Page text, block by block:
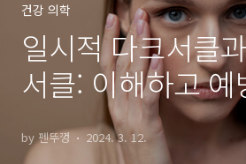
건강 의학
일시적 다크서클
서클: 이해하고
결하자!
by 펜뚜껑 2024. 3. 12.